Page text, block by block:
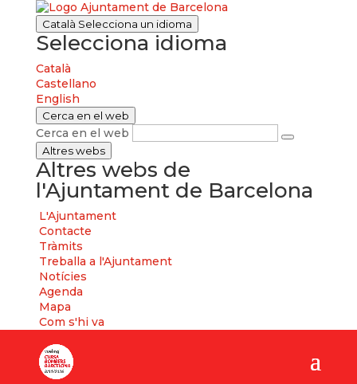
Català Selecciona un idioma
Selecciona idioma
Català
Castellano
English
Cerca en el web
Cerca en el web
Altres webs
Altres webs de
l'Ajuntament de Barcelona
L'Ajuntament
Contacte
Tràmits
Treballa a l'Ajuntament
Notícies
Agenda
Mapa
Com s'hi va